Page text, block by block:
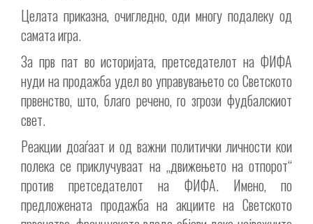
Целата приказна, очигледно, оди многу подалеку од
самата игра.
За прв пат во историјата, претседателот на ФИФА
нуди на продажба удел во управувањето со Светското
првенство, што, благо речено, го згрози фудбалскиот
свет.
Реакции доаѓаат и од важни политички личности кои
полека се приклучуваат на „движењето на отпорот“
против претседателот на ФИФА. Имено, по
предложената продажба на акциите на Светското